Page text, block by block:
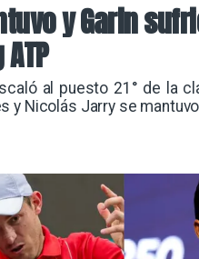
y Garin
al puesto 21° de la
y Nicolás Jarry se